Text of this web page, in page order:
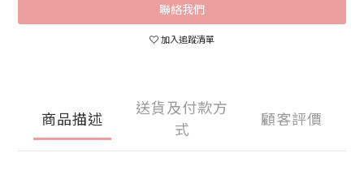
聯絡我們
加入追蹤清單
商品描述
送貨及付款方
式
顧客評價